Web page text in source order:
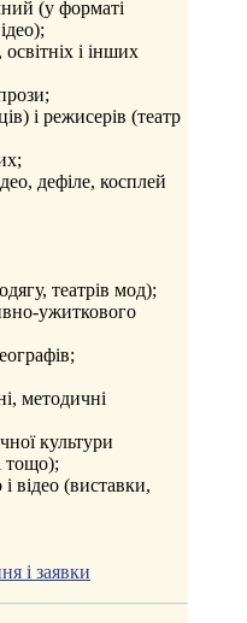
(у форматі
і інших
і режисерів (театр
дефіле, косплей
театрів мод);
ужиткового
методичні
культури
тощо);
відео (виставки,
і заявки